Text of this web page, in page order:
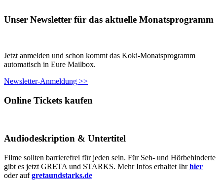
Unser Newsletter für das aktuelle Monatsprogramm
Jetzt anmelden und schon kommt das Koki-Monatsprogramm
automatisch in Eure Mailbox.
Newsletter-Anmeldung >>
Online Tickets kaufen
Audiodeskription & Untertitel
Filme sollten barrierefrei für jeden sein. Für Seh- und Hörbehinderte
gibt es jetzt GRETA und STARKS. Mehr Infos erhaltet Ihrhier
oder aufgretaundstarks.de